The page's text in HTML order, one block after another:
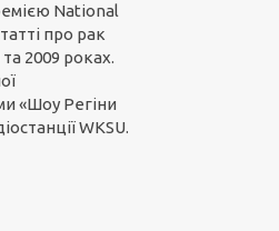
National
про рак
2009 роках.
«Шоу Регіни
WKSU.